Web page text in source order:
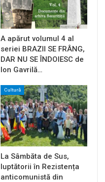
A apărut volumul 4 al
seriei BRAZII SE FRÂNG,
DAR NU SE ÎNDOIESC de
Ion Gavrilă…
Cultură
La Sâmbăta de Sus,
luptătorii în Rezistența
anticomunistă din